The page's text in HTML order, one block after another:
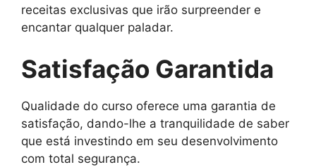
receitas exclusivas que irão surpreender e
encantar qualquer paladar.
Satisfação Garantida
Qualidade do curso oferece uma garantia de
satisfação, dando-lhe a tranquilidade de saber
que está investindo em seu desenvolvimento
com total segurança.